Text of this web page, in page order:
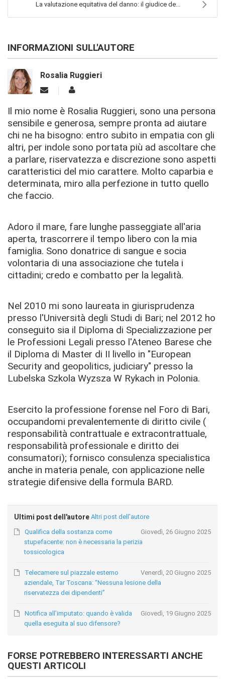
La valutazione equitativa del danno: il giudice de...
INFORMAZIONI SULL'AUTORE
Rosalia Ruggieri
Il mio nome è Rosalia Ruggieri, sono una persona
sensibile e generosa, sempre pronta ad aiutare
chi ne ha bisogno: entro subito in empatia con gli
altri, per indole sono portata più ad ascoltare che
a parlare, riservatezza e discrezione sono aspetti
caratteristici del mio carattere. Molto caparbia e
determinata, miro alla perfezione in tutto quello
che faccio.
Adoro il mare, fare lunghe passeggiate all'aria
aperta, trascorrere il tempo libero con la mia
famiglia. Sono donatrice di sangue e socia
volontaria di una associazione che tutela i
cittadini; credo e combatto per la legalità.
Nel 2010 mi sono laureata in giurisprudenza
presso l'Università degli Studi di Bari; nel 2012 ho
conseguito sia il Diploma di Specializzazione per
le Professioni Legali presso l'Ateneo Barese che
il Diploma di Master di II livello in "European
Security and geopolitics, judiciary" presso la
Lubelska Szkola Wyzsza W Rykach in Polonia.
Esercito la professione forense nel Foro di Bari,
occupandomi prevalentemente di diritto civile (
responsabilità contrattuale e extracontrattuale,
responsabilità professionale e diritto dei
consumatori); fornisco consulenza specialistica
anche in materia penale, con applicazione nelle
strategie difensive della formula BARD.
Ultimi post dell'autore Altri post dell'autore
Giovedì, 26 Giugno 2025
Qualifica della sostanza come
stupefacente: non è necessaria la perizia
tossicologica
Venerdì, 20 Giugno 2025
Telecamere sul piazzale esterno
aziendale, Tar Toscana: “Nessuna lesione della
riservatezza dei dipendenti”
Giovedì, 19 Giugno 2025
Notifica all’imputato: quando è valida
quella eseguita al suo difensore?
FORSE POTREBBERO INTERESSARTI ANCHE
QUESTI ARTICOLI